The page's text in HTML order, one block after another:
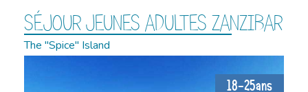
SÉJOUR JEUNES ADULTES ZANZIBAR
The "Spice" Island
18-25ans